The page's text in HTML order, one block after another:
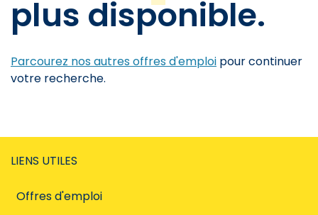
plus disponible.
Parcourez nos autres offres d'emploi pour continuer
votre recherche.
LIENS UTILES
Offres d'emploi